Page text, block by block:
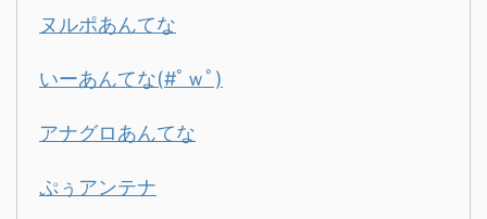
ヌルポあんてな
いーあんてな(#ﾟｗﾟ)
アナグロあんてな
ぷぅアンテナ